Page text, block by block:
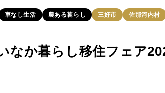
車なし生活 農ある暮らし 三好市 佐那河内村
なか暮らし移住フェア